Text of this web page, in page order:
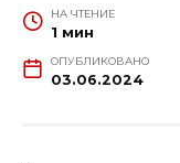
НА ЧТЕНИЕ
1 мин
ОПУБЛИКОВАНО
03.06.2024